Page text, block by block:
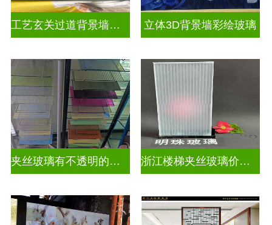
工艺玄关过道背景墙画UV打印加工 立体3D背景墙彩绘玻璃
夹丝玻璃有不透明的吗为什么 浙江楼梯夹丝玻璃价钱多少一平